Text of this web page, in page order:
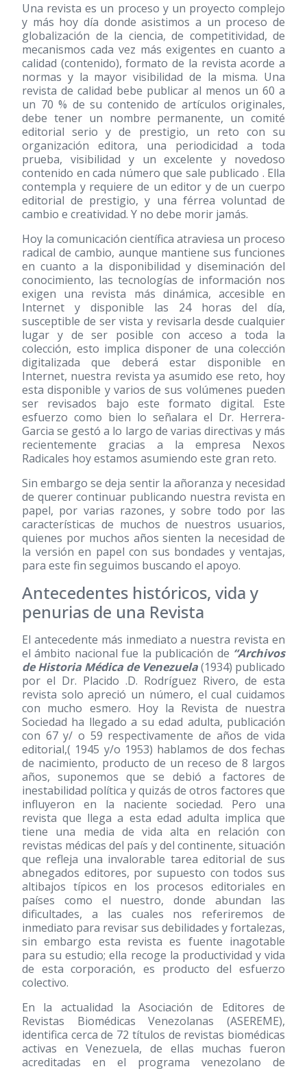
Una revista es un proceso y un proyecto complejo
y más hoy día donde asistimos a un proceso de
globalización de la ciencia, de competitividad, de
mecanismos cada vez más exigentes en cuanto a
calidad (contenido), formato de la revista acorde a
normas y la mayor visibilidad de la misma. Una
revista de calidad bebe publicar al menos un 60 a
un 70 % de su contenido de artículos originales,
debe tener un nombre permanente, un comité
editorial serio y de prestigio, un reto con su
organización editora, una periodicidad a toda
prueba, visibilidad y un excelente y novedoso
contenido en cada número que sale publicado . Ella
contempla y requiere de un editor y de un cuerpo
editorial de prestigio, y una férrea voluntad de
cambio e creatividad. Y no debe morir jamás.
Hoy la comunicación científica atraviesa un proceso
radical de cambio, aunque mantiene sus funciones
en cuanto a la disponibilidad y diseminación del
conocimiento, las tecnologías de información nos
exigen una revista más dinámica, accesible en
Internet y disponible las 24 horas del día,
susceptible de ser vista y revisarla desde cualquier
lugar y de ser posible con acceso a toda la
colección, esto implica disponer de una colección
digitalizada que deberá estar disponible en
Internet, nuestra revista ya asumido ese reto, hoy
esta disponible y varios de sus volúmenes pueden
ser revisados bajo este formato digital. Este
esfuerzo como bien lo señalara el Dr. Herrera-
Garcia se gestó a lo largo de varias directivas y más
recientemente gracias a la empresa Nexos
Radicales hoy estamos asumiendo este gran reto.
Sin embargo se deja sentir la añoranza y necesidad
de querer continuar publicando nuestra revista en
papel, por varias razones, y sobre todo por las
características de muchos de nuestros usuarios,
quienes por muchos años sienten la necesidad de
la versión en papel con sus bondades y ventajas,
para este fin seguimos buscando el apoyo.
Antecedentes históricos, vida y
penurias de una Revista
El antecedente más inmediato a nuestra revista en
el ámbito nacional fue la publicación de “Archivos
de Historia Médica de Venezuela(1934) publicado
por el Dr. Placido .D. Rodríguez Rivero, de esta
revista solo apreció un número, el cual cuidamos
con mucho esmero. Hoy la Revista de nuestra
Sociedad ha llegado a su edad adulta, publicación
con 67 y/ o 59 respectivamente de años de vida
editorial,( 1945 y/o 1953) hablamos de dos fechas
de nacimiento, producto de un receso de 8 largos
años, suponemos que se debió a factores de
inestabilidad política y quizás de otros factores que
influyeron en la naciente sociedad. Pero una
revista que llega a esta edad adulta implica que
tiene una media de vida alta en relación con
revistas médicas del país y del continente, situación
que refleja una invalorable tarea editorial de sus
abnegados editores, por supuesto con todos sus
altibajos típicos en los procesos editoriales en
países como el nuestro, donde abundan las
dificultades, a las cuales nos referiremos de
inmediato para revisar sus debilidades y fortalezas,
sin embargo esta revista es fuente inagotable
para su estudio; ella recoge la productividad y vida
de esta corporación, es producto del esfuerzo
colectivo.
En la actualidad la Asociación de Editores de
Revistas Biomédicas Venezolanas (ASEREME),
identifica cerca de 72 títulos de revistas biomédicas
activas en Venezuela, de ellas muchas fueron
acreditadas en el programa venezolano de